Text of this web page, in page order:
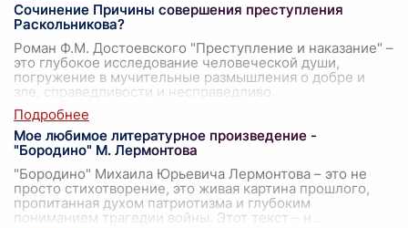
Сочинение Причины совершения преступления
Раскольникова?
Роман Ф.М. Достоевского "Преступление и наказание" –
это глубокое исследование человеческой души,
погружение в мучительные размышления о добре и
зле, справедливости и несправедливо
Мое любимое литературное произведение -
"Бородино" М. Лермонтова
"Бородино" Михаила Юрьевича Лермонтова – это не
просто стихотворение, это живая картина прошлого,
пропитанная духом патриотизма и глубоким
пониманием трагедии войны. Этот текст – н